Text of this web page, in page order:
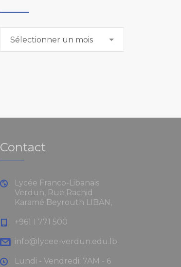
Sélectionner un mois
Contact
Lycée Franco-Libanais
Verdun, Rue Rachid
Karamé Beyrouth LIBAN,
+961 1 771 500
info@lycee-verdun.edu.lb
Lundi - Vendredi: 7AM - 6